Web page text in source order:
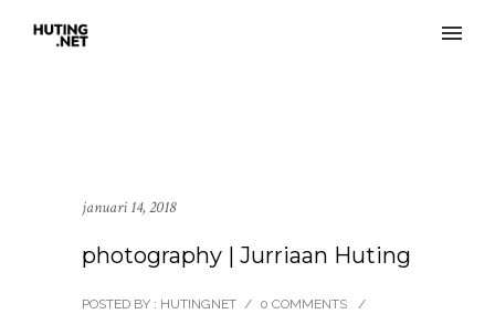
januari 14, 2018
photography | Jurriaan Huting
POSTED BY : HUTINGNET / 0 COMMENTS
/